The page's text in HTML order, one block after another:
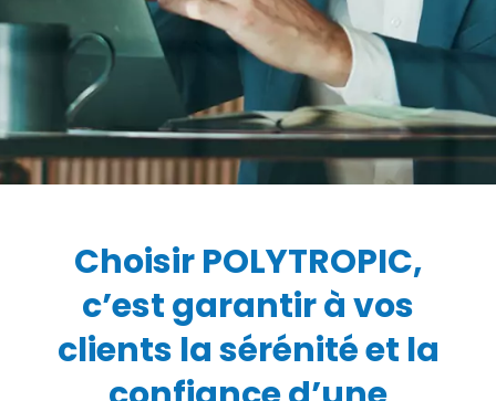
Choisir POLYTROPIC,
c’est garantir à vos
clients la sérénité et la